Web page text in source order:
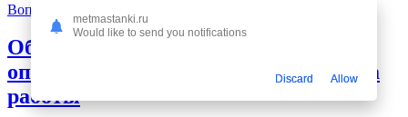
Вопрос-ответ
Обзор станка Белмаш СДМ-2000:
описание, характеристики и правила
работы
metmastanki.ru
Would like to send you notifications
Discard Allow